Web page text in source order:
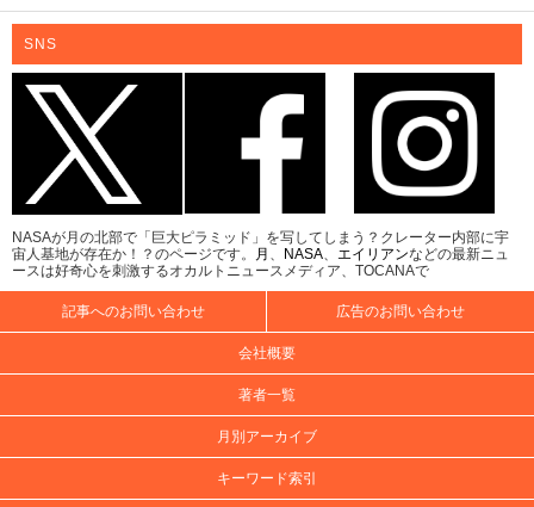
SNS
NASAが月の北部で「巨大ピラミッド」を写してしまう？クレーター内部に宇
宙人基地が存在か！？のページです。
月 、 NASA、 エイリアンなどの最新ニュ
ースは好奇心を刺激するオカルトニュースメディア、TOCANAで
記事へのお問い合わせ 広告のお問い合わせ
会社概要
著者一覧
月別アーカイブ
キーワード索引